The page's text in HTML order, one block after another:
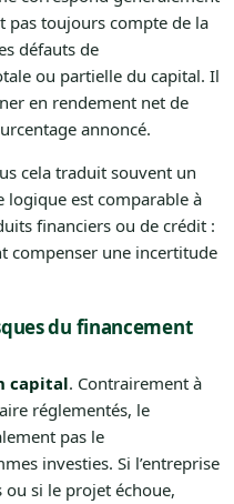
pas toujours compte de la
défauts de
ou partielle du capital. Il
en rendement net de
annoncé.
cela traduit souvent un
logique est comparable à
financiers ou de crédit :
compenser une incertitude
du financement
capital. Contrairement à
réglementés, le
pas le
investies. Si l’entreprise
si le projet échoue,